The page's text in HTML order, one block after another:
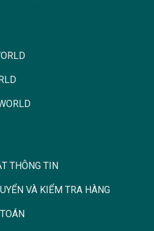
THÔNG TIN
VÀ KIỂM TRA HÀNG